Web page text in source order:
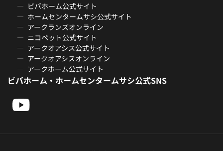
ビバホーム公式サイト
ホームセンタームサシ公式サイト
アークランズオンライン
ニコペット公式サイト
アークオアシス公式サイト
アークオアシスオンライン
アークホーム公式サイト
ビバホーム・ホームセンタームサシ公式SNS